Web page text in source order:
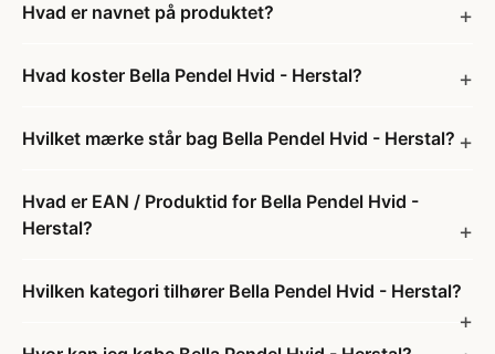
Hvad er navnet på produktet?
Hvad koster Bella Pendel Hvid - Herstal?
Hvilket mærke står bag Bella Pendel Hvid - Herstal?
Hvad er EAN / Produktid for Bella Pendel Hvid -
Herstal?
Hvilken kategori tilhører Bella Pendel Hvid - Herstal?